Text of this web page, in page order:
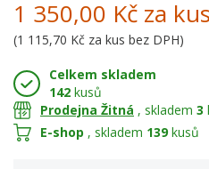
1 350,00 Kč za kus
(1 115,70 Kč za kus bez DPH)
Celkem skladem
142 kusů
Prodejna Žitná , skladem 3
E-shop , skladem 139 kusů